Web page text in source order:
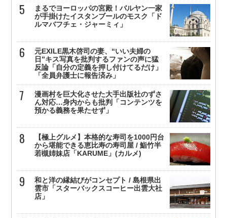
まるでヨーロッパの宮殿！バルヤン一家
が手掛けたイスタンブールのモスク「ド
ルマバフチェ・ジャーミィ」
元EXILE黒木啓司の妻、“いい夫婦の
日”キス写真を批判するファンの声に猛
反論「自分の定義を押し付けてるだけ」
「全員弁護士に報告済み」
漫画村を巨大化させた大手出版社のずさ
ん対応…身内からも批判「コンテンツを
預かる義務を果たせず」
【極上グルメ】本格的な寿司を1000円台
から堪能できる恵比寿の寿司屋 / 鮨竹半
若槻姉妹店「KARUME」(カルメ)
和と洋の縁結びがコンセプト / 島根県出
雲市「スターバックスコーヒー出雲大社
店」